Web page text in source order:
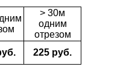
> 30м
одним
отрезом
225 руб.